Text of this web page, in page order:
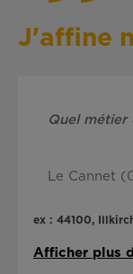
J'affine
ex : 44100,
Afficher plus